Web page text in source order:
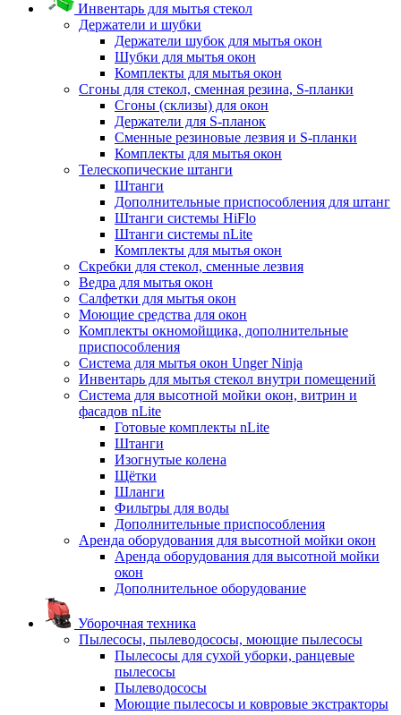
Инвентарь для мытья стекол
Держатели и шубки
Держатели шубок для мытья окон
Шубки для мытья окон
Комплекты для мытья окон
Сгоны для стекол, сменная резина, S-планки
Сгоны (склизы) для окон
Держатели для S-планок
Сменные резиновые лезвия и S-планки
Комплекты для мытья окон
Телескопические штанги
Штанги
Дополнительные приспособления для штанг
Штанги системы HiFlo
Штанги системы nLite
Комплекты для мытья окон
Скребки для стекол, сменные лезвия
Ведра для мытья окон
Салфетки для мытья окон
Моющие средства для окон
Комплекты окномойщика, дополнительные
приспособления
Система для мытья окон Unger Ninja
Инвентарь для мытья стекол внутри помещений
Система для высотной мойки окон, витрин и
фасадов nLite
Готовые комплекты nLite
Штанги
Изогнутые колена
Щётки
Шланги
Фильтры для воды
Дополнительные приспособления
Аренда оборудования для высотной мойки окон
Аренда оборудования для высотной мойки
окон
Дополнительное оборудование
Уборочная техника
Пылесосы, пылеводососы, моющие пылесосы
Пылесосы для сухой уборки, ранцевые
пылесосы
Пылеводососы
Моющие пылесосы и ковровые экстракторы